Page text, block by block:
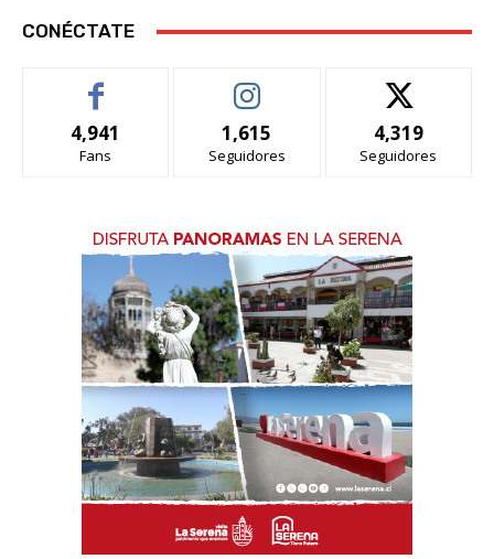
CONÉCTATE
4,941
Fans
1,615
Seguidores
4,319
Seguidores